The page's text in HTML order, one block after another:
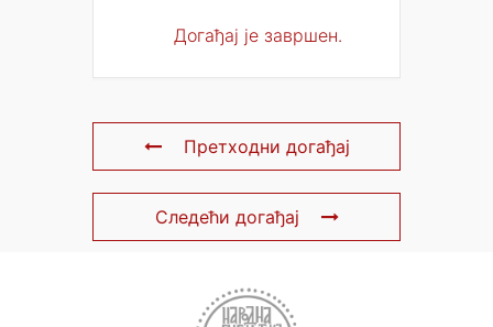
Догађај је завршен.
Претходни догађај
Следећи догађај